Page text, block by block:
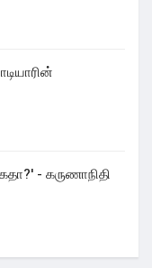
- கருணாநிதி